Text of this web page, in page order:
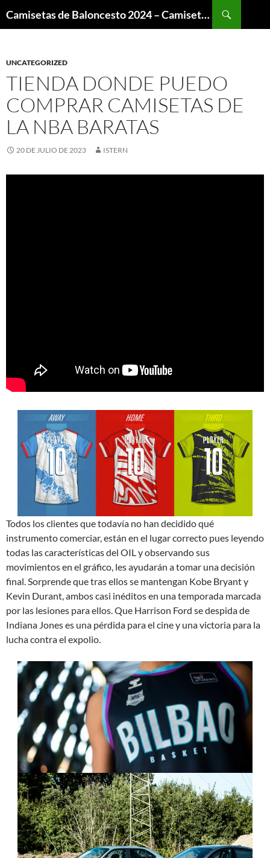
Camisetas de Baloncesto 2024 – Camisetas NBA
UNCATEGORIZED
TIENDA DONDE PUEDO
COMPRAR CAMISETAS DE
LA NBA BARATAS
20 DE JULIO DE 2023 ISTERN
Todos los clientes que todavía no han decidido qué
instrumento comerciar, están en el lugar correcto pues leyendo
todas las características del OIL y observando sus
movimientos en el gráfico, les ayudarán a tomar una decisión
final. Sorprende que tras ellos se mantengan Kobe Bryant y
Kevin Durant, ambos casi inéditos en una temporada marcada
por las lesiones para ellos. Que Harrison Ford se despida de
Indiana Jones es una pérdida para el cine y una victoria para la
lucha contra el expolio.